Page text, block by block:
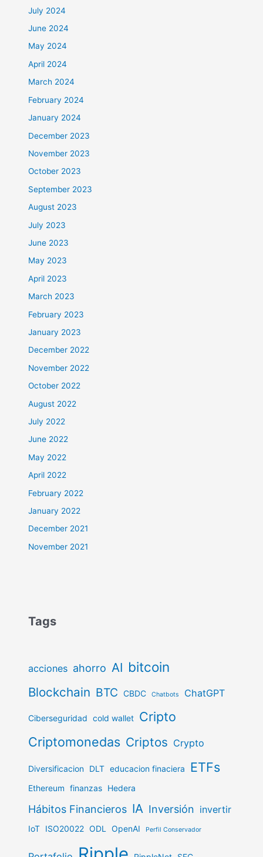
July 2024
June 2024
May 2024
April 2024
March 2024
February 2024
January 2024
December 2023
November 2023
October 2023
September 2023
August 2023
July 2023
June 2023
May 2023
April 2023
March 2023
February 2023
January 2023
December 2022
November 2022
October 2022
August 2022
July 2022
June 2022
May 2022
April 2022
February 2022
January 2022
December 2021
November 2021
Tags
acciones ahorro AI bitcoin
Blockchain BTC CBDC Chatbots ChatGPT
Ciberseguridad cold wallet Cripto
Criptomonedas Criptos Crypto
Diversificacion DLT educacion finaciera ETFs
Ethereum finanzas Hedera
Hábitos Financieros IA Inversión invertir
IoT ISO20022 ODL OpenAI Perfil Conservador